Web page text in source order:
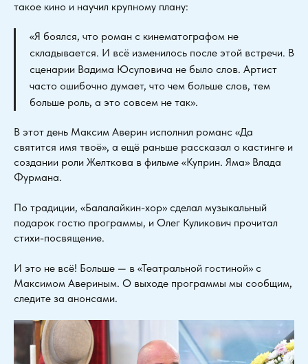
такое кино и научил крупному плану:
«Я боялся, что роман с кинематографом не
складывается. И всё изменилось после этой встречи. В
сценарии Вадима Юсуповича не было слов. Артист
часто ошибочно думает, что чем больше слов, тем
больше роль, а это совсем не так».
В этот день Максим Аверин исполнил романс «Да
святится имя твоё», а ещё раньше рассказал о кастинге и
создании роли Желткова в фильме «Куприн. Яма» Влада
Фурмана.
По традиции, «Балалайкин-хор» сделал музыкальный
подарок гостю программы, и Олег Куликович прочитал
стихи-посвящение.
И это не всё! Больше — в «Театральной гостиной» с
Максимом Авериным. О выходе программы мы сообщим,
следите за анонсами.